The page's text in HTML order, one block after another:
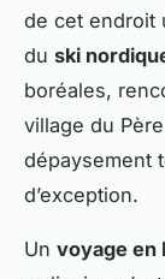
de cet endroit
du ski
boréales,
village du
dépaysement
d’exception.
Un voyage en